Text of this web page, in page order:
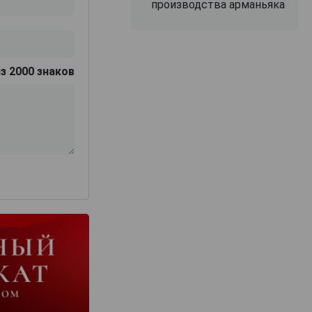
2000 знаков
производства арманьяка